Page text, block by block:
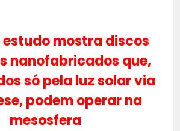
estudo mostra discos
nanofabricados que,
só pela luz solar via
podem operar na
mesosfera